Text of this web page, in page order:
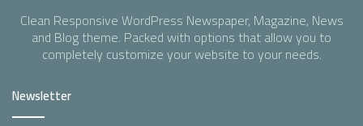
Clean Responsive WordPress Newspaper, Magazine, News
and Blog theme. Packed with options that allow you to
completely customize your website to your needs.
Newsletter